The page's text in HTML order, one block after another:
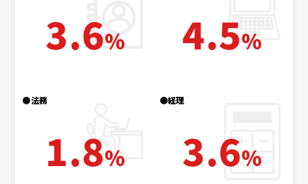
3.6% 4.5%
●法務
1.8%
●経理
3.6%